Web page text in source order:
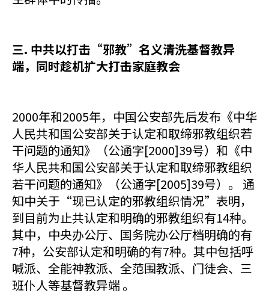
三. 中共以打击“邪教”名义清洗基督教异
端，同时趁机扩大打击家庭教会
2000年和2005年，中国公安部先后发布《中华
人民共和国公安部关于认定和取缔邪教组织若
干问题的通知》（公通字[2000]39号）和《中
华人民共和国公安部关于认定和取缔邪教组织
若干问题的通知》（公通字[2005]39号）。 通
知中关于“现已认定的邪教组织情况”表明，
到目前为止共认定和明确的邪教组织有14种。
其中，中央办公厅、国务院办公厅档明确的有
7种，公安部认定和明确的有7种。其中包括呼
喊派、全能神教派、全范围教派、门徒会、三
班仆人等基督教异端 。